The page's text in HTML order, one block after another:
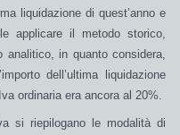
liquidazione di quest’anno e
applicare il metodo storico
in quanto considera,
dell’ultima liquidazione
ordinaria era ancora al 20%.
si riepilogano le modalità di